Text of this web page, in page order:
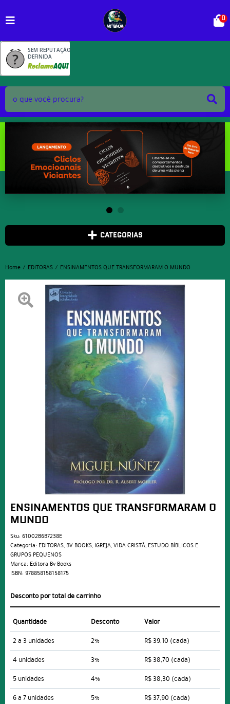
SEM REPUTAÇÃO
DEFINIDA
0
CATEGORIAS
Home EDITORAS ENSINAMENTOS QUE TRANSFORMARAM O MUNDO
ENSINAMENTOS QUE TRANSFORMARAM O
MUNDO
Sku: 61002B6B7238E
Categoria: EDITORAS, BV BOOKS, IGREJA,VIDA CRISTÃ, ESTUDO BÍBLICOS E
GRUPOS PEQUENOS
Marca: Editora Bv Books
ISBN: 978858158158175
Desconto por total de carrinho
Quantidade Desconto
Valor
2 a 3 unidades
2% R$ 39,10 (cada)
4 unidades
3% R$ 38,70 (cada)
5 unidades
4% R$ 38,30 (cada)
6 a 7 unidades
5% R$ 37,90 (cada)